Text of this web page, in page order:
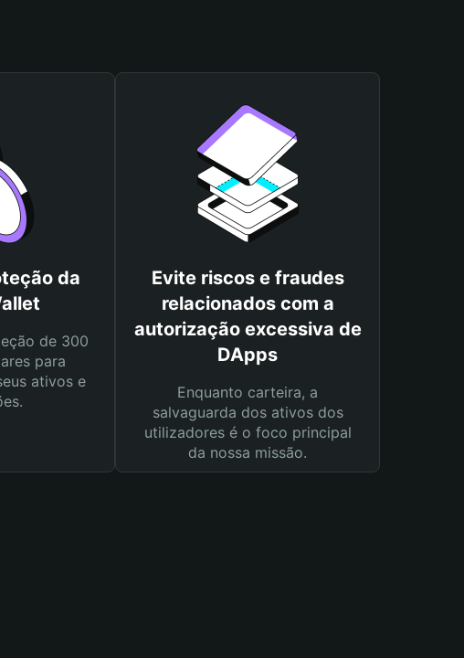
da
de 300
para
ativos e
Evite riscos e fraudes
relacionados com a
autorização excessiva de
DApps
Enquanto carteira, a
salvaguarda dos ativos dos
utilizadores é o foco principal
da nossa missão.